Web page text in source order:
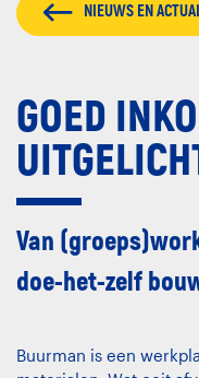
NIEUWS EN
GOED
Van
doe-het-zelf
Buurman is een